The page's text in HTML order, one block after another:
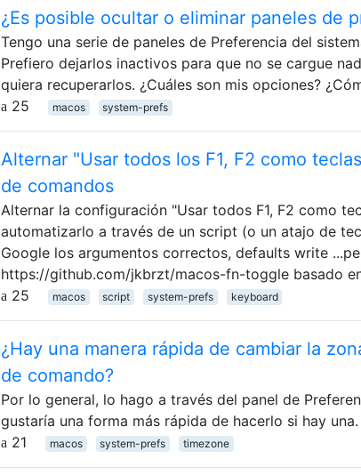
¿Es posible ocultar o eliminar paneles de
Tengo una serie de paneles de Preferencia del
Prefiero dejarlos inactivos para que no se cargue
quiera recuperarlos. ¿Cuáles son mis opciones?
25
macos system-prefs
Alternar "Usar todos los F1, F2 como
de comandos
Alternar la configuración "Usar todos F1, F2 como
automatizarlo a través de un script (o un atajo de
Google los argumentos correctos, defaults write
https://github.com/jkbrzt/macos-fn-toggle basado
25
macos script system-prefs keyboard
¿Hay una manera rápida de cambiar la
de comando?
Por lo general, lo hago a través del panel de
gustaría una forma más rápida de hacerlo si hay una.
21
macos system-prefs timezone